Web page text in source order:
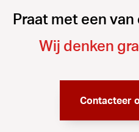
Praat met een
Wij denken
Contacteer